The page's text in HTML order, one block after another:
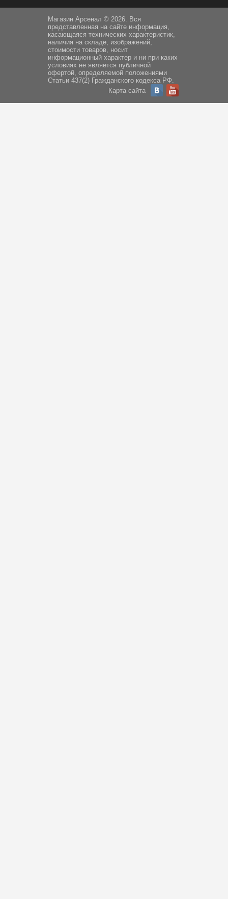
Магазин Арсенал © 2026. Вся
представленная на сайте информация,
касающаяся технических характеристик,
наличия на складе, изображений,
стоимости товаров, носит
информационный характер и ни при каких
условиях не является публичной
офертой, определяемой положениями
Статьи 437(2) Гражданского кодекса РФ.
Карта сайта